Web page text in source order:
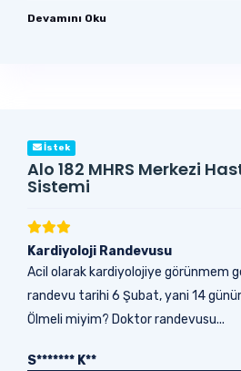
Devamını Oku
İstek
Alo 182 MHRS Merkezi
Sistemi
Kardiyoloji Randevusu
Acil olarak kardiyolojiye görünmem
randevu tarihi 6 Şubat, yani 14
Ölmeli miyim? Doktor randevusu...
S******* K**